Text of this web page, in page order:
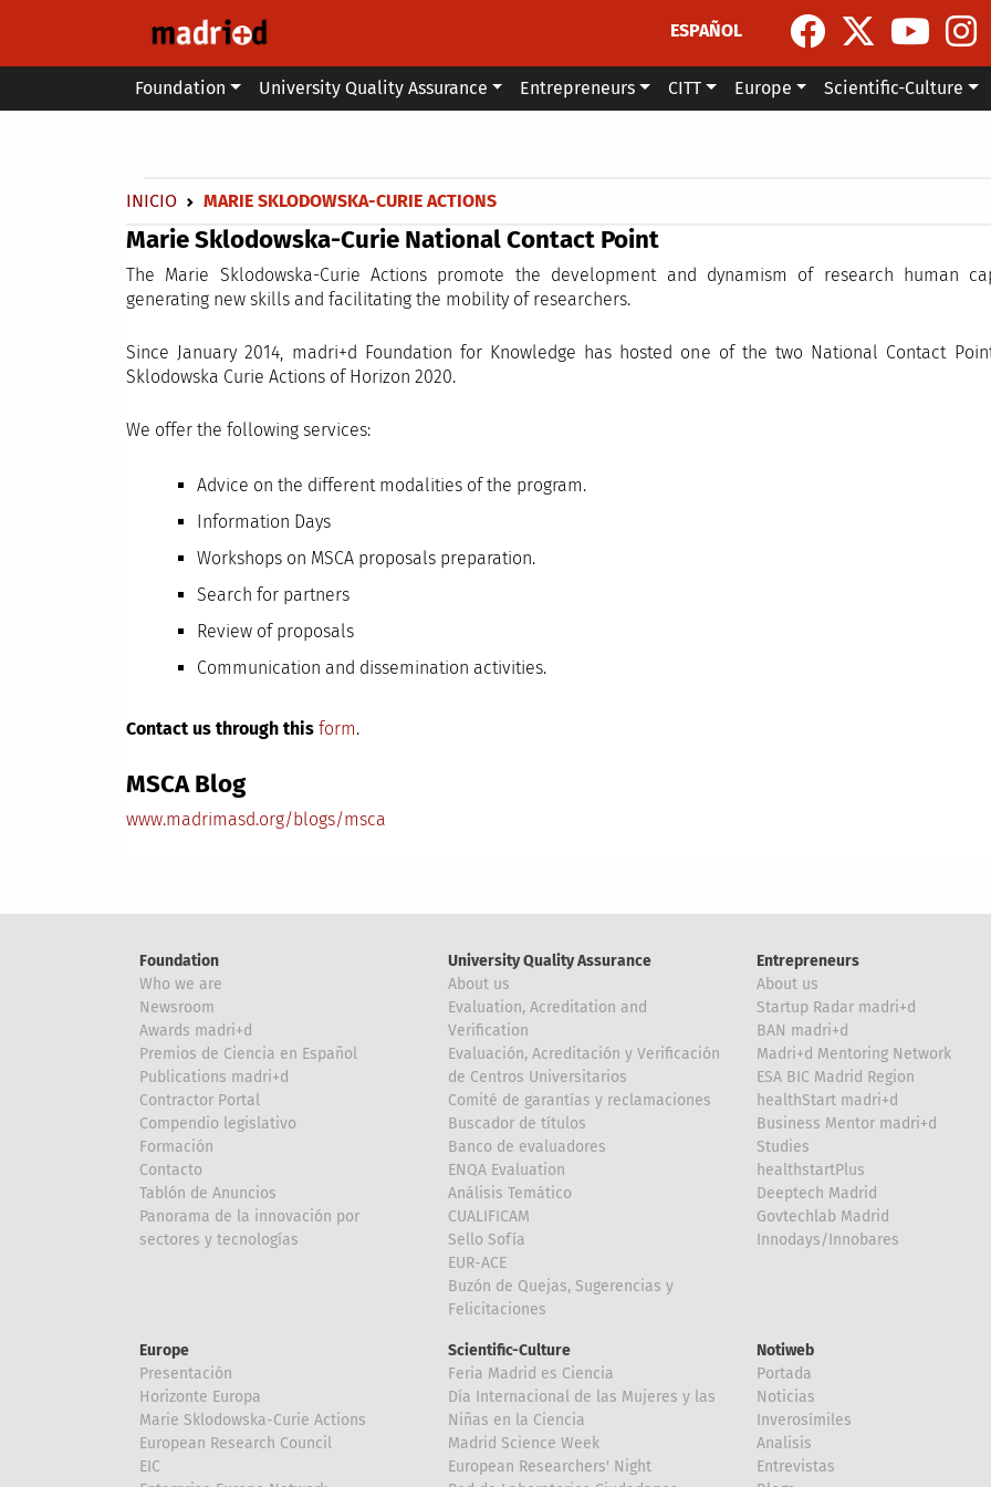
ESPAÑOL
Main menu
Foundation University Quality Assurance Entrepreneurs CITT Europe Scientific-Culture
Breadcrumb
INICIO MARIE SKLODOWSKA-CURIE ACTIONS
Marie Sklodowska-Curie National Contact Point
The Marie Sklodowska-Curie Actions promote the development and dynamism of research human
generating new skills and facilitating the mobility of researchers.
Since January 2014, madri+d Foundation for Knowledge has hosted one of the two National Contact
Sklodowska Curie Actions of Horizon 2020.
We offer the following services:
Advice on the different modalities of the program.
Information Days
Workshops on MSCA proposals preparation.
Search for partners
Review of proposals
Communication and dissemination activities.
Contact us through this form.
MSCA Blog
www.madrimasd.org/blogs/msca
Foundation
Who we are
Newsroom
Awards madri+d
Premios de Ciencia en Español
Publications madri+d
Contractor Portal
Compendio legislativo
Formación
Contacto
Tablón de Anuncios
Panorama de la innovación por
sectores y tecnologías
University Quality Assurance
About us
Evaluation, Acreditation and
Verification
Evaluación, Acreditación y Verificación
de Centros Universitarios
Comité de garantías y reclamaciones
Buscador de títulos
Banco de evaluadores
ENQA Evaluation
Análisis Temático
CUALIFICAM
Sello Sofía
EUR-ACE
Buzón de Quejas, Sugerencias y
Felicitaciones
Entrepreneurs
About us
Startup Radar madri+d
BAN madri+d
Madri+d Mentoring Network
ESA BIC Madrid Region
healthStart madri+d
Business Mentor madri+d
Studies
healthstartPlus
Deeptech Madrid
Govtechlab Madrid
Innodays/Innobares
Europe
Presentación
Horizonte Europa
Marie Sklodowska-Curie Actions
European Research Council
EIC
Scientific-Culture
Feria Madrid es Ciencia
Día Internacional de las Mujeres y las
Niñas en la Ciencia
Madrid Science Week
European Researchers' Night
Notiweb
Portada
Noticias
Inverosímiles
Analisis
Entrevistas